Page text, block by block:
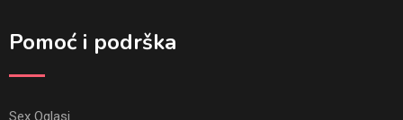
Pomoć i podrška
Sex Oglasi